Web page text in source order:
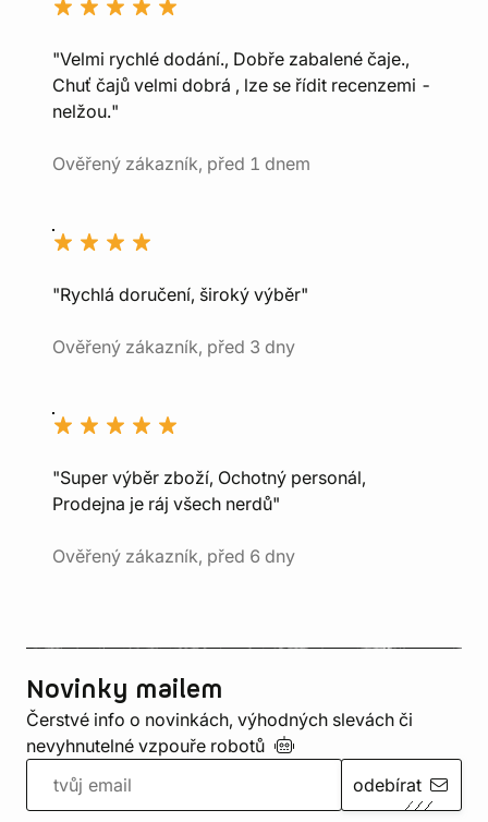
"Velmi rychlé dodání., Dobře zabalené čaje.,
Chuť čajů velmi dobrá , lze se řídit recenzemi -
nelžou."
Ověřený zákazník, před 1 dnem
"Rychlá doručení, široký výběr"
Ověřený zákazník, před 3 dny
"Super výběr zboží, Ochotný personál,
Prodejna je ráj všech nerdů"
Ověřený zákazník, před 6 dny
Novinky mailem
Čerstvé info o novinkách, výhodných slevách či
nevyhnutelné vzpouře robotů
odebírat